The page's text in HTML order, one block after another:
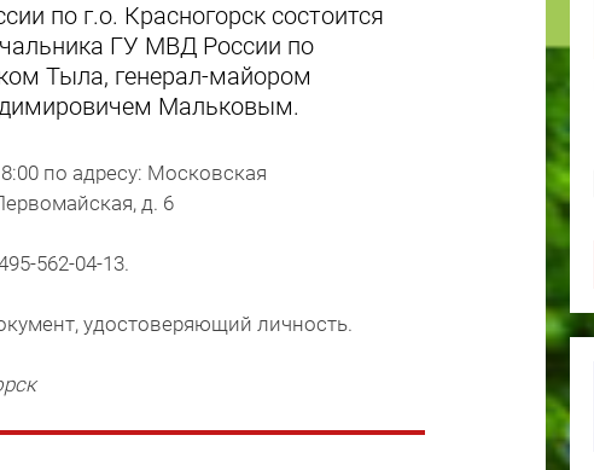
по г.о. Красногорск состоится
ГУ МВД России по
Тыла, генерал-майором
Мальковым.
по адресу: Московская
д. 6
562-04-13.
удостоверяющий личность.